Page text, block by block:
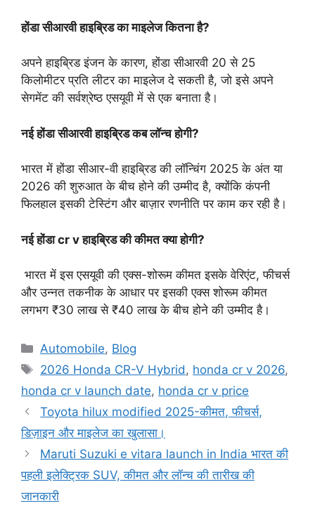
होंडा सीआरवी हाइब्रिड का माइलेज कितना है?
अपने हाइब्रिड इंजन के कारण, होंडा सीआरवी 20 से 25
किलोमीटर प्रति लीटर का माइलेज दे सकती है, जो इसे अपने
सेगमेंट की सर्वश्रेष्ठ एसयूवी में से एक बनाता है।
नई होंडा सीआरवी हाइब्रिड कब लॉन्च होगी?
भारत में होंडा सीआर-वी हाइब्रिड की लॉन्चिंग 2025 के अंत या
2026 की शुरुआत के बीच होने की उम्मीद है, क्योंकि कंपनी
फिलहाल इसकी टेस्टिंग और बाज़ार रणनीति पर काम कर रही है।
नई होंडा cr v हाइब्रिड की कीमत क्या होगी?
भारत में इस एसयूवी की एक्स-शोरूम कीमत इसके वेरिएंट, फीचर्स
और उन्नत तकनीक के आधार पर इसकी एक्स शोरूम कीमत
लगभग ₹30 लाख से ₹40 लाख के बीच होने की उम्मीद है।
Categories
Automobile, Blog
Tags
2026 Honda CR-V Hybrid, honda cr v 2026,
honda cr v launch date, honda cr v price
Toyota hilux modified 2025-कीमत, फीचर्स,
डिज़ाइन और माइलेज का खुलासा।
Maruti Suzuki e vitara launch in India भारत की
पहली इलेक्ट्रिक SUV, कीमत और लॉन्च की तारीख की
जानकारी